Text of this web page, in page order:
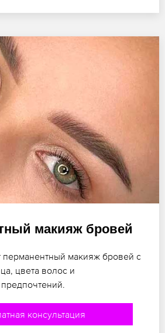
макияж бровей
перманентный макияж бровей с
цвета волос и
консультация